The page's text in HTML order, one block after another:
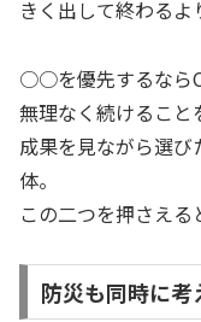
きく出して終わるよ
○○を優先するならC
無理なく続けること
成果を見ながら選
体。
この二つを押さえる
防災も同時に考